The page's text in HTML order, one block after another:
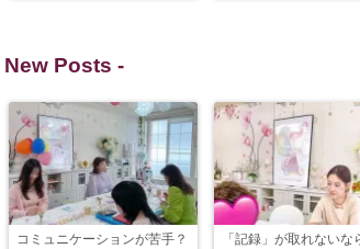
New Posts -
コミュニケーションが苦手？
「記録」が取れないな